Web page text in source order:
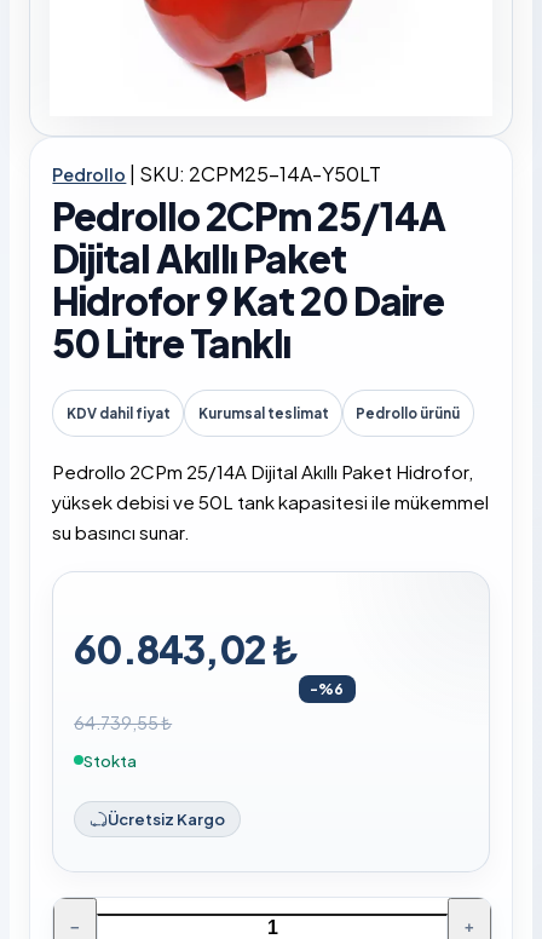
Pedrollo | SKU: 2CPM25-14A-Y50LT
Pedrollo 2CPm 25/14A
Dijital Akıllı Paket
Hidrofor 9 Kat 20 Daire
50 Litre Tanklı
KDV dahil fiyat Kurumsal teslimat Pedrollo ürünü
Pedrollo 2CPm 25/14A Dijital Akıllı Paket Hidrofor,
yüksek debisi ve 50L tank kapasitesi ile mükemmel
su basıncı sunar.
60.843,02 ₺
-%6
64.739,55 ₺
Stokta
Ücretsiz Kargo
− +